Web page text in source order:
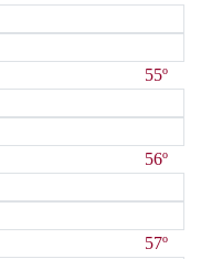
55º
56º
57º